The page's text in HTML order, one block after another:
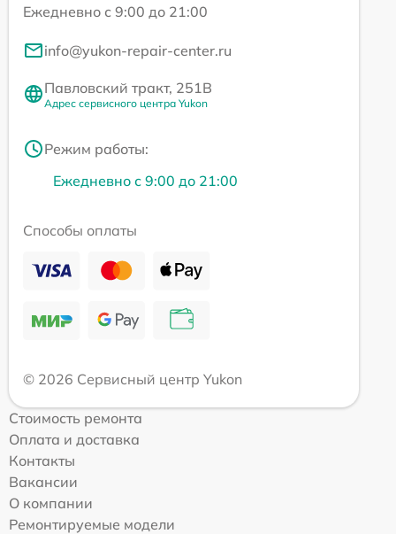
Ежедневно с 9:00 до 21:00
info@yukon-repair-center.ru
Павловский тракт, 251В
Адрес сервисного центра Yukon
Режим работы:
Ежедневно с 9:00 до 21:00
Способы оплаты
© 2026 Сервисный центр Yukon
Стоимость ремонта
Оплата и доставка
Контакты
Вакансии
О компании
Ремонтируемые модели